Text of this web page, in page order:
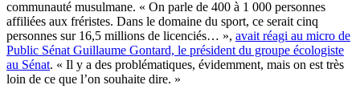
communauté musulmane. « On parle de 400 à 1 000 personnes
affiliées aux fréristes. Dans le domaine du sport, ce serait cinq
personnes sur 16,5 millions de licenciés… », avait réagi au micro de
Public Sénat Guillaume Gontard, le président du groupe écologiste
au Sénat. « Il y a des problématiques, évidemment, mais on est très
loin de ce que l’on souhaite dire. »